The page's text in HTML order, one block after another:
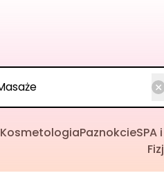
KosmetologiaPaznokcieSPA